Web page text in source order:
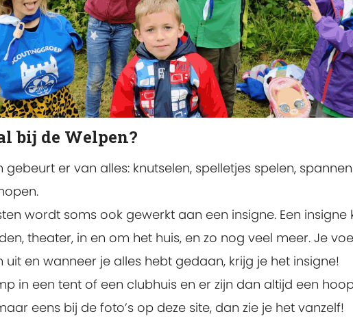
bij de Welpen?
gebeurt er van alles: knutselen, spelletjes spelen,
wordt soms ook gewerkt aan een insigne. Een
theater, in en om het huis, en zo nog veel meer. Je
en wanneer je alles hebt gedaan, krijg je het insigne!
in een tent of een clubhuis en er zijn dan altijd een
eens bij de foto’s op deze site, dan zie je het vanzelf!